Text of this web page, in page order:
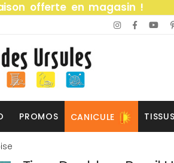
offerte en magasin !
PROMOS CANICULE